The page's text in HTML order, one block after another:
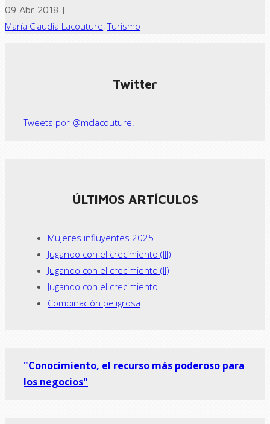
09 Abr 2018 |
María Claudia Lacouture,Turismo
Twitter
Tweets por @mclacouture.
ÚLTIMOS ARTÍCULOS
Mujeres influyentes 2025
Jugando con el crecimiento (III)
Jugando con el crecimiento (II)
Jugando con el crecimiento
Combinación peligrosa
"Conocimiento, el recurso más poderoso para
los negocios"